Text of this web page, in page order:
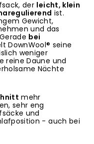
der leicht, klein
ist.
Gewicht,
und das
bei
DownWool® seine
weniger
reine Daune und
Nächte
mehr
sehr eng
und
- auch bei